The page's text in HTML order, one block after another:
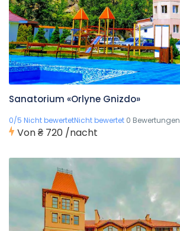
Sanatorium «Orlyne Gnizdo»
0/5 Nicht bewertetNicht bewertet 0 Bewertungen
Von₴ 720 /nacht